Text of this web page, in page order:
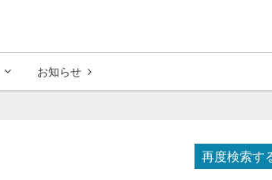
お知らせ
再度検索す